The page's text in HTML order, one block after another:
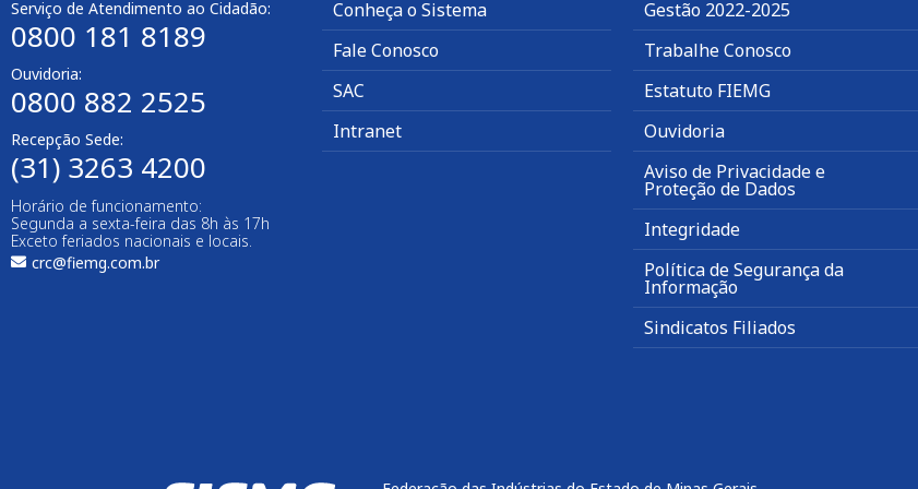
Serviço de Atendimento ao Cidadão:
0800 181 8189
Ouvidoria:
0800 882 2525
Recepção Sede:
(31) 3263 4200
Horário de funcionamento:
Segunda a sexta-feira das 8h às 17h
Exceto feriados nacionais e locais.
crc@fiemg.com.br
Conheça o Sistema
Fale Conosco
SAC
Intranet
Gestão 2022-2025
Trabalhe Conosco
Estatuto FIEMG
Ouvidoria
Aviso de Privacidade e
Proteção de Dados
Integridade
Política de Segurança da
Informação
Sindicatos Filiados